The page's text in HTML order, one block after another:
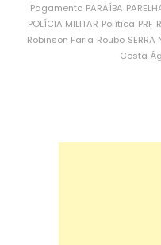
Pagamento PARAÍBA
POLÍCIA MILITAR Política PRF
Robinson Faria Roubo SERRA
Costa